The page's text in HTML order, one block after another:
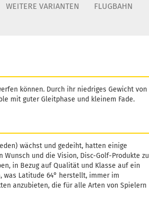
WEITERE VARIANTEN FLUGBAHN
können. Durch ihr niedriges Gewicht von
mit guter Gleitphase und kleinem Fade.
wächst und gedeiht, hatten einige
und die Vision, Disc-Golf-Produkte zu
in Bezug auf Qualität und Klasse auf ein
was Latitude 64° herstellt, immer im
anzubieten, die für alle Arten von Spielern